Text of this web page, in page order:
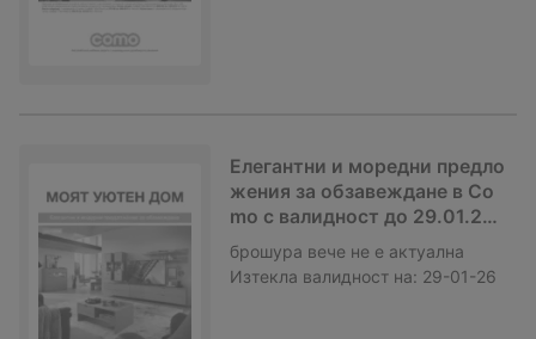
Елегантни и моредни предло
жения за обзавеждане в Co
mo с валидност до 29.01.202
6
брошура вече не е актуална
Изтекла валидност на: 29-01-26